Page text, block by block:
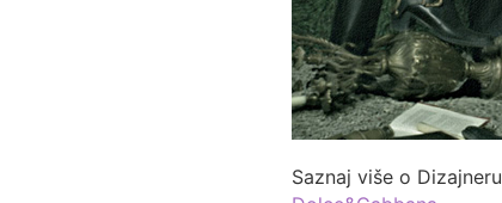
Saznaj više o Dizajneru